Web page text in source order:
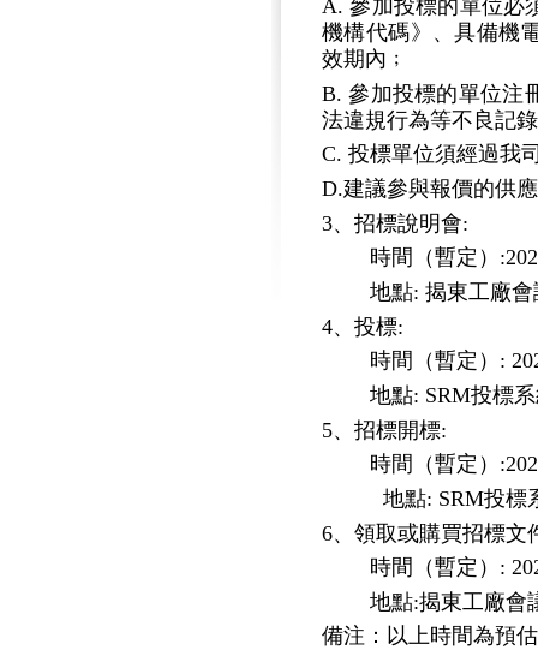
A. 參加投標的單位必
機構代碼》、具備機
效期內﹔
B. 參加投標的單位注
法違規行為等不良記
C. 投標單位須經過我
D.建議參與報價的供
3、招標說明會:
時間（暫定）
地點: 揭東工廠
4、投標:
時間（暫定） :
地點: SRM投標
5、招標開標:
時間（暫定）
地點: SRM投標
6、領取或購買招標文
時間（暫定） :
地點:揭東工廠會
備注：以上時間為預